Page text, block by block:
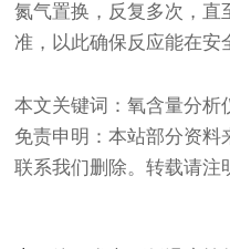
氮气置换，反复多次，直
准，以此确保反应能在安
本文关键词：氧含量分析
免责申明：本站部分资
联系我们删除。转载请注